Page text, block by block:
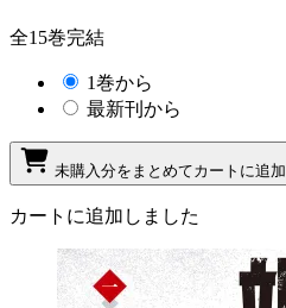
全15巻完結
1巻から
最新刊から
未購入分をまとめてカートに追加
カートに追加しました